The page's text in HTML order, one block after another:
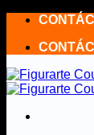
Saltar
contenido